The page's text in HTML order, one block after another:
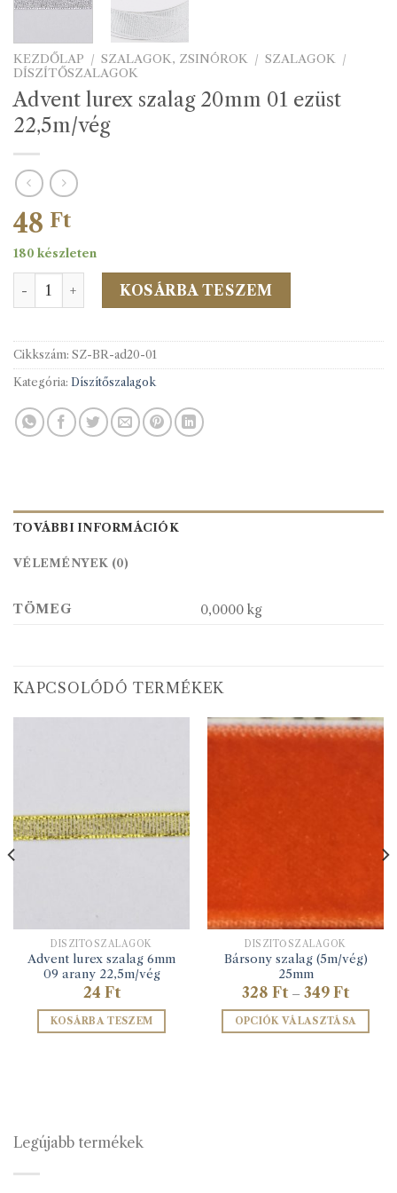
KEZDŐLAP / SZALAGOK, ZSINÓROK / SZALAGOK /
DÍSZÍTŐSZALAGOK
Advent lurex szalag 20mm 01 ezüst
22,5m/vég
48 Ft
180 készleten
Advent lurex szalag 20mm 01 ezüst 22,5m/vég mennyiség
KOSÁRBA TESZEM
Cikkszám: SZ-BR-ad20-01
Kategória: Díszítőszalagok
TOVÁBBI INFORMÁCIÓK
VÉLEMÉNYEK (0)
TÖMEG 0,0000 kg
KAPCSOLÓDÓ TERMÉKEK
DÍSZÍTŐSZALAGOK
Advent lurex szalag 6mm
09 arany 22,5m/vég
24 Ft
KOSÁRBA TESZEM
DÍSZÍTŐSZALAGOK
Bársony szalag (5m/vég)
25mm
328 Ft – 349 Ft
328 Ft
-
349 Ft
OPCIÓK VÁLASZTÁSA
Legújabb termékek